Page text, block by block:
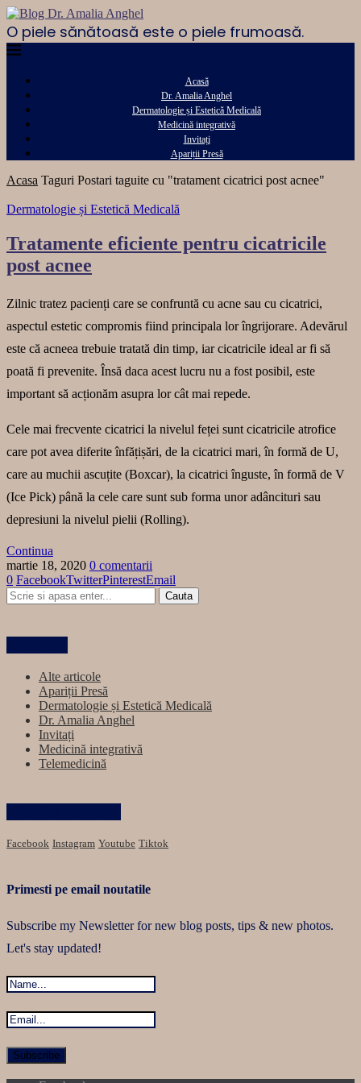
O piele sănătoasă este o piele frumoasă.
Acasă
Dr. Amalia Anghel
Dermatologie și Estetică Medicală
Medicină integrativă
Invitați
Apariții Presă
Acasa Taguri Postari taguite cu "tratament cicatrici post acnee"
Dermatologie și Estetică Medicală
Tratamente eficiente pentru cicatricile
post acnee
Zilnic tratez pacienți care se confruntă cu acne sau cu cicatrici,
aspectul estetic compromis fiind principala lor îngrijorare. Adevărul
este că acneea trebuie tratată din timp, iar cicatricile ideal ar fi să
poată fi prevenite. Însă daca acest lucru nu a fost posibil, este
important să acționăm asupra lor cât mai repede.
Cele mai frecvente cicatrici la nivelul feței sunt cicatricile atrofice
care pot avea diferite înfățișări, de la cicatrici mari, în formă de U,
care au muchii ascuțite (Boxcar), la cicatrici înguste, în formă de V
(Ice Pick) până la cele care sunt sub forma unor adâncituri sau
depresiuni la nivelul pielii (Rolling).
Continua
martie 18, 2020 0 comentarii
0 FacebookTwitterPinterestEmail
Alte articole
Apariții Presă
Dermatologie și Estetică Medicală
Dr. Amalia Anghel
Invitați
Medicină integrativă
Telemedicină
Facebook Instagram Youtube Tiktok
Primesti pe email noutatile
Subscribe my Newsletter for new blog posts, tips & new photos.
Let's stay updated!